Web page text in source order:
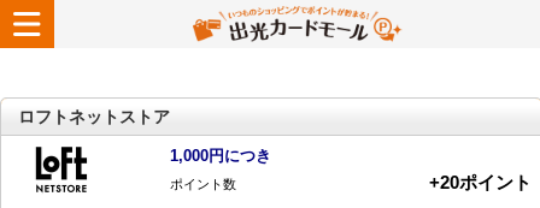
ロフトネットストア
1,000円につき
ポイント数 +20ポイント